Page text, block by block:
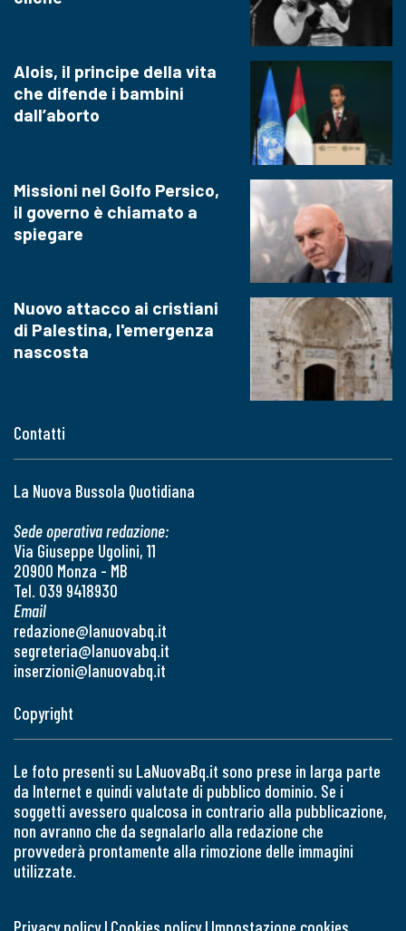
Contatti
La Nuova Bussola Quotidiana
Sede operativa redazione:
Via Giuseppe Ugolini, 11
20900 Monza - MB
Tel. 039 9418930
Email
redazione@lanuovabq.it
segreteria@lanuovabq.it
inserzioni@lanuovabq.it
Alois, il principe della vita
che difende i bambini
dall’aborto
Missioni nel Golfo Persico,
il governo è chiamato a
spiegare
Nuovo attacco ai cristiani
di Palestina, l'emergenza
nascosta
Copyright
Le foto presenti su LaNuovaBq.it sono prese in larga parte
da Internet e quindi valutate di pubblico dominio. Se i
soggetti avessero qualcosa in contrario alla pubblicazione,
non avranno che da segnalarlo alla redazione che
provvederà prontamente alla rimozione delle immagini
utilizzate.